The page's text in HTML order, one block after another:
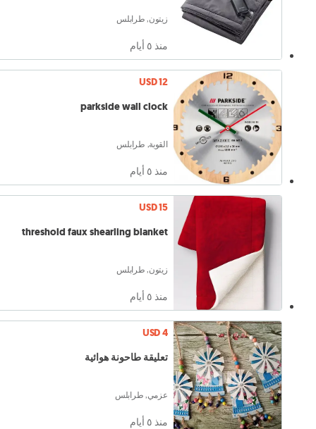
زيتون, طرابلس
منذ ٥ أيام
USD 12
parkside wall clock
القوبة, طرابلس
منذ ٥ أيام
USD 15
threshold faux shearling blanket
زيتون, طرابلس
منذ ٥ أيام
USD 4
تعليقة طاحونة هوائية
عزمي, طرابلس
منذ ٥ أيام